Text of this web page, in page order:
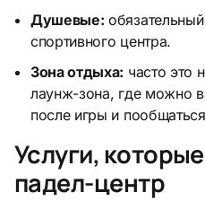
Душевые:
спортивного центра.
Зона отдыха: часто это
лаунж-зона, где можно
после игры и
Услуги,
падел-центр